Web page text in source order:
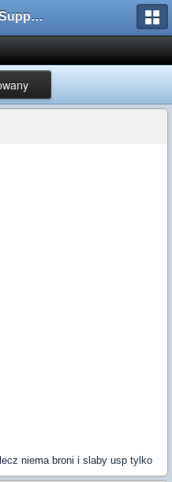
AMXX.pl: Support AMX Mod X i SourceMod
niema broni i slaby usp tylko